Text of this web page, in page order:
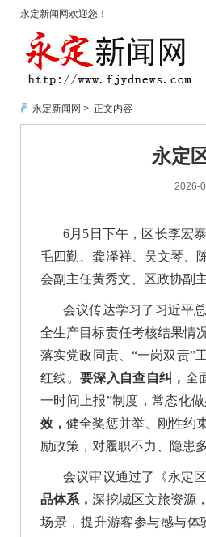
永定新闻网欢迎您！
永定新闻网 > 正文内容
永定
2026-
6月5日下午，区长李宏
毛四勤、龚泽祥、吴文琴、
会副主任黄秀文、区政协副
会议传达学习了习近平
全生产目标责任考核结果情
落实党政同责、“一岗双责”
红线。 要深入自查自纠， 全
一时间上报”制度，常态化
效，健全奖惩并举、刚性约
励政策，对履职不力、隐患
会议审议通过了《永定
品体系，深挖城区文旅资源
场景，提升游客参与感与体